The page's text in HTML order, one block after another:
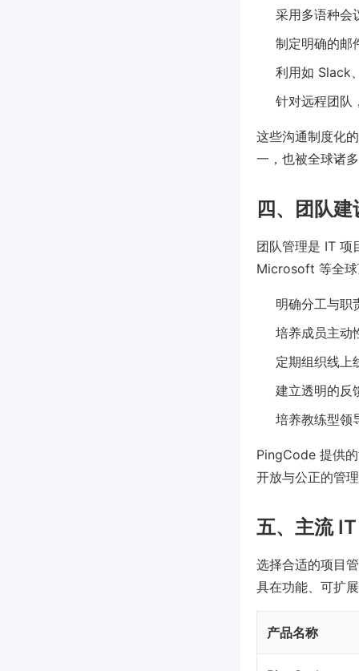
采用多语种会
制定明确的邮
利用如 Slack
针对远程团队
这些沟通制度化
一，也被全球诸
四、团队
团队管理是 IT 项
Microsoft 等全球
明确分工与职
培养成员主动
定期组织线上
建立透明的反
培养教练型领
PingCode 提供
开放与公正的管
五、主流
选择合适的项目
具在功能、可扩
产品名称